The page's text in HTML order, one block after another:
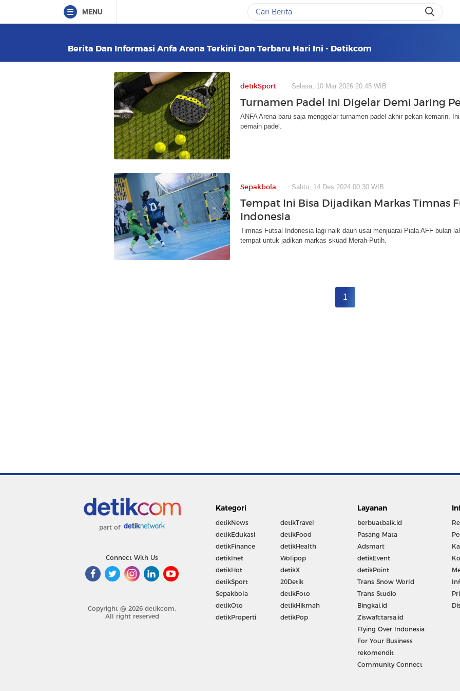
MENU
Berita Dan Informasi Anfa Arena Terkini Dan Terbaru Hari Ini - Detikcom
detikSport Selasa, 10 Mar 2026 20:45 WIB
Turnamen Padel Ini Digelar Demi Jaring
ANFA Arena baru saja menggelar turnamen padel akhir pekan kemarin.
pemain padel.
Sepakbola Sabtu, 14 Des 2024 00:30 WIB
Tempat Ini Bisa Dijadikan Markas Timnas
Indonesia
Timnas Futsal Indonesia lagi naik daun usai menjuarai Piala AFF bulan
tempat untuk jadikan markas skuad Merah-Putih.
1
part of
Connect With Us
Copyright @ 2026 detikcom.
All right reserved
Kategori
detikNews
detikEdukasi
detikFinance
detikInet
detikHot
detikSport
Sepakbola
detikOto
detikProperti
detikTravel
detikFood
detikHealth
Wolipop
detikX
20Detik
detikFoto
detikHikmah
detikPop
Layanan
berbuatbaik.id
Pasang Mata
Adsmart
detikEvent
detikPoint
Trans Snow World
Trans Studio
Bingkai.id
Ziswafctarsa.id
Flying Over Indonesia
For Your Business
rekomendit
Community Connect